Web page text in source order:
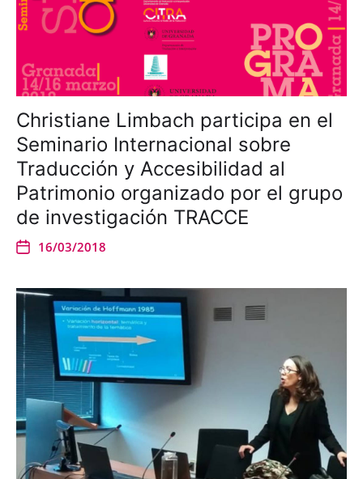
Christiane Limbach participa en el
Seminario Internacional sobre
Traducción y Accesibilidad al
Patrimonio organizado por el grupo
de investigación TRACCE
16/03/2018